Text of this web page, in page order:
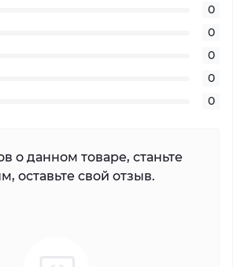
0
0
0
0
0
о данном товаре, станьте
оставьте свой отзыв.